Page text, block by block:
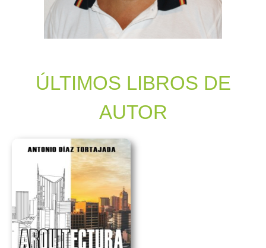
ÚLTIMOS LIBROS DE
AUTOR